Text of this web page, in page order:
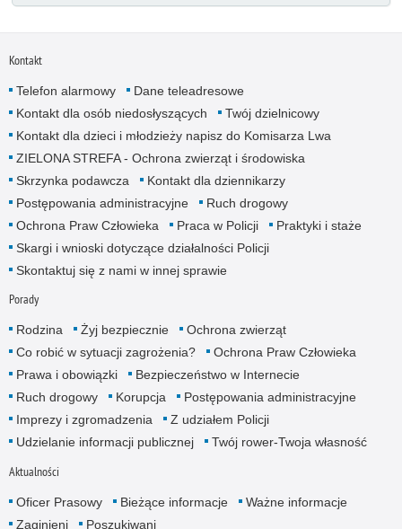
Kontakt
Telefon alarmowy
Dane teleadresowe
Kontakt dla osób niedosłyszących
Twój dzielnicowy
Kontakt dla dzieci i młodzieży napisz do Komisarza Lwa
ZIELONA STREFA - Ochrona zwierząt i środowiska
Skrzynka podawcza
Kontakt dla dziennikarzy
Postępowania administracyjne
Ruch drogowy
Ochrona Praw Człowieka
Praca w Policji
Praktyki i staże
Skargi i wnioski dotyczące działalności Policji
Skontaktuj się z nami w innej sprawie
Porady
Rodzina Żyj bezpiecznie
Ochrona zwierząt
Co robić w sytuacji zagrożenia?
Ochrona Praw Człowieka
Prawa i obowiązki
Bezpieczeństwo w Internecie
Ruch drogowy
Korupcja
Postępowania administracyjne
Imprezy i zgromadzenia
Z udziałem Policji
Udzielanie informacji publicznej
Twój rower-Twoja własność
Aktualności
Oficer Prasowy Bieżące informacje
Ważne informacje
Zaginieni
Poszukiwani